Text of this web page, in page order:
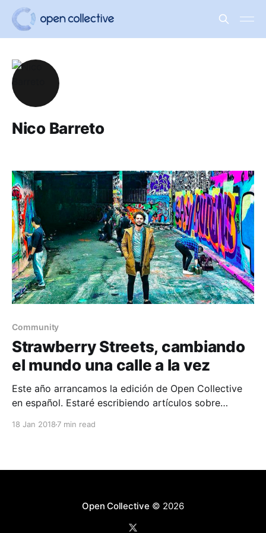
Nico Barreto
Community
Strawberry Streets, cambiando
el mundo una calle a la vez
Este año arrancamos la edición de Open Collective
en español. Estaré escribiendo artículos sobre
18 Jan 2018 7 min read
Open Collective © 2026